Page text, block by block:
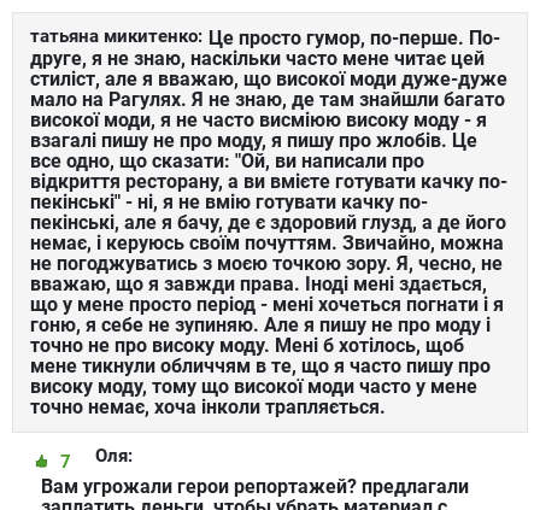
татьяна микитенко: Це просто гумор, по-перше. По-
друге, я не знаю, наскільки часто мене читає цей
стиліст, але я вважаю, що високої моди дуже-дуже
мало на Рагулях. Я не знаю, де там знайшли багато
високої моди, я не часто висміюю високу моду - я
взагалі пишу не про моду, я пишу про жлобів. Це
все одно, що сказати: "Ой, ви написали про
відкриття ресторану, а ви вмієте готувати качку по-
пекінські" - ні, я не вмію готувати качку по-
пекінські, але я бачу, де є здоровий глузд, а де його
немає, і керуюсь своїм почуттям. Звичайно, можна
не погоджуватись з моєю точкою зору. Я, чесно, не
вважаю, що я завжди права. Іноді мені здається,
що у мене просто період - мені хочеться погнати і я
гоню, я себе не зупиняю. Але я пишу не про моду і
точно не про високу моду. Мені б хотілось, щоб
мене тикнули обличчям в те, що я часто пишу про
високу моду, тому що високої моди часто у мене
точно немає, хоча інколи трапляється.
Оля:
7
Вам угрожали герои репортажей? предлагали